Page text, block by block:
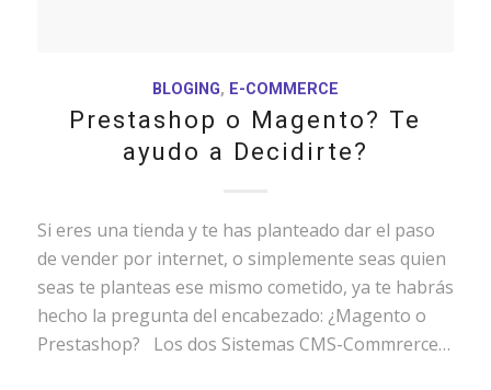
BLOGING, E-COMMERCE
Prestashop o Magento? Te
ayudo a Decidirte?
Si eres una tienda y te has planteado dar el paso
de vender por internet, o simplemente seas quien
seas te planteas ese mismo cometido, ya te habrás
hecho la pregunta del encabezado: ¿Magento o
Prestashop? Los dos Sistemas CMS-Commrerce…